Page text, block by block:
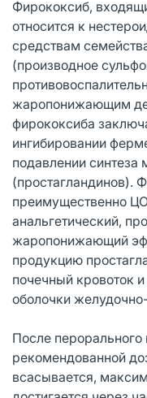
Фирококсиб,
относится к
средствам
(производное
жаропонижающим
фирококсиба
ингибировании
подавлении синтеза
(простагландинов).
преимущественно
анальгетический,
жаропонижающий
продукцию
почечный кровоток
оболочки
После
рекомендованной
всасывается,